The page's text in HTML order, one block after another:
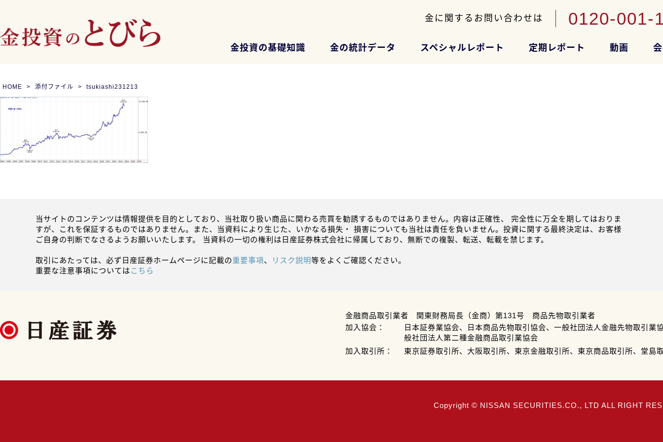
金に関するお問い合わせは 0120-001-
金投資の基礎知識 金の統計データ スペシャルレポート 定期レポート 動画
HOME 添付ファイル tsukiashi231213
当サイトのコンテンツは情報提供を目的としており、当社取り扱い商品に関わる売買を勧誘するものではありません。内容は正確性、 完全性に万全を期してはおりま
すが、これを保証するものではありません。また、当資料により生じた、いかなる損失・ 損害についても当社は責任を負いません。投資に関する最終決定は、お客様
ご自身の判断でなさるようお願いいたします。 当資料の一切の権利は日産証券株式会社に帰属しており、無断での複製、転送、転載を禁じます。
取引にあたっては、必ず日産証券ホームページに記載の重要事項、 リスク説明等をよくご確認ください。
重要な注意事項についてはこちら
金融商品取引業者 関東財務局長（金商）第131号 商品先物取引業者
加入協会：
日本証券業協会、日本商品先物取引協会、一般社団法人金融先物取引業
般社団法人第二種金融商品取引業協会
加入取引所：
東京証券取引所、大阪取引所、東京金融取引所、東京商品取引所、堂島
Copyright © NISSAN SECURITIES.CO., LTD ALL RIGHT